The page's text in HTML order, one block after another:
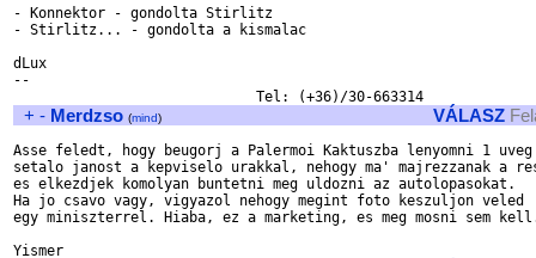
- Konnektor - gondolta Stirlitz
- Stirlitz... - gondolta a kismalac
dLux
--
+ - Merdzso (mind) VÁLASZ
Asse feledt, hogy beugorj a Palermoi Kaktuszba lenyomni 1 uveg
setalo janost a kepviselo urakkal, nehogy ma' majrezzanak a
es elkezdjek komolyan buntetni meg uldozni az autolopasokat.
Ha jo csavo vagy, vigyazol nehogy megint foto keszuljon veled
egy miniszterrel. Hiaba, ez a marketing, es meg mosni sem